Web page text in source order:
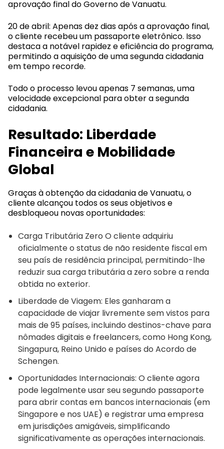
aprovação final do Governo de Vanuatu.
20 de abril: Apenas dez dias após a aprovação final,
o cliente recebeu um passaporte eletrônico. Isso
destaca a notável rapidez e eficiência do programa,
permitindo a aquisição de uma segunda cidadania
em tempo recorde.
Todo o processo levou apenas 7 semanas, uma
velocidade excepcional para obter a segunda
cidadania.
Resultado: Liberdade
Financeira e Mobilidade
Global
Graças à obtenção da cidadania de Vanuatu, o
cliente alcançou todos os seus objetivos e
desbloqueou novas oportunidades:
Carga Tributária Zero O cliente adquiriu
oficialmente o status de não residente fiscal em
seu país de residência principal, permitindo-lhe
reduzir sua carga tributária a zero sobre a renda
obtida no exterior.
Liberdade de Viagem: Eles ganharam a
capacidade de viajar livremente sem vistos para
mais de 95 países, incluindo destinos-chave para
nômades digitais e freelancers, como Hong Kong,
Singapura, Reino Unido e países do Acordo de
Schengen.
Oportunidades Internacionais: O cliente agora
pode legalmente usar seu segundo passaporte
para abrir contas em bancos internacionais (em
Singapore e nos UAE) e registrar uma empresa
em jurisdições amigáveis, simplificando
significativamente as operações internacionais.